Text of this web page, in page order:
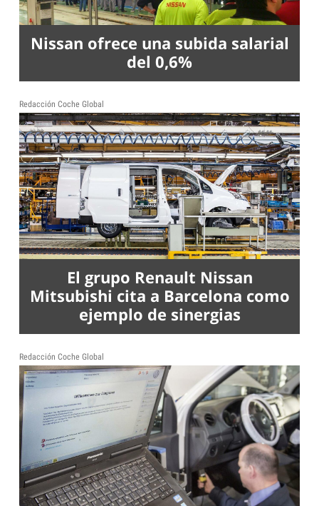
Nissan ofrece una subida salarial
del 0,6%
Redacción Coche Global
El grupo Renault Nissan
Mitsubishi cita a Barcelona como
ejemplo de sinergias
Redacción Coche Global